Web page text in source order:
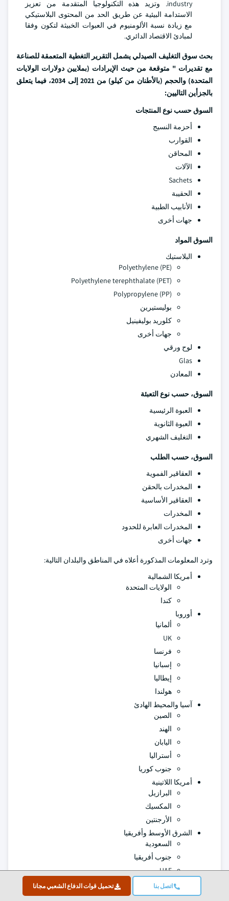
اتصل بنا تحميل قوات الدفاع الشعبي مجانا
industry. وتزيد هذه التكنولوجيا المتقدمة من تعزيز
الاستدامة البيئية عن طريق الحد من المحتوى البلاستيكي
مع زيادة نسبة الألومنيوم في العبوات الخبيثة لتكون وفقا
لمبادئ الاقتصاد الدائري.
بحث سوق التغليف الصيدلي يشمل التقرير التغطية المتعمقة للصناعة
مع تقديرات " متوقعة من حيث الإيرادات (بملايين دولارات الولايات
المتحدة) والحجم (بالأطنان من كيلو) من 2021 إلى 2034، فيما يتعلق
بالجزأين التاليين:
السوق حسب نوع المنتجات
أحزمة النسيج
القوارب
المحاقن
الآلات
Sachets
الحقيبة
الأنابيب الطبية
جهات أخرى
السوقالمواد
البلاستيك
Polyethylene (PE)
Polyethylene terephthalate (PET)
Polypropylene (PP)
بوليستيرين
كلوريد بوليفينيل
جهات أخرى
لوح ورقي
Glas
المعادن
السوق، حسب نوع التعبئة
العبوة الرئيسية
العبوة الثانوية
التغليف الشهري
السوق، حسب الطلب
العقاقير الفموية
المخدرات بالحقن
العقاقير الأساسية
المخدرات
المخدرات العابرة للحدود
جهات أخرى
وترد المعلومات المذكورة أعلاه في المناطق والبلدان التالية:
أمريكا الشمالية
الولايات المتحدة
كندا
أوروبا
ألمانيا
UK
فرنسا
إسبانيا
إيطاليا
هولندا
آسيا والمحيط الهادئ
الصين
الهند
اليابان
أستراليا
جنوب كوريا
أمريكا اللاتينية
البرازيل
المكسيك
الأرجنتين
الشرق الأوسط وأفريقيا
السعودية
جنوب أفريقيا
UAE